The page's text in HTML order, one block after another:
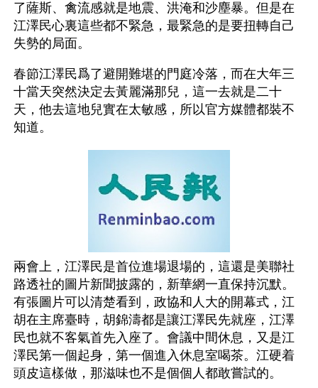
了薩斯、禽流感就是地震、洪淹和沙塵暴。但是在
江澤民心裏這些都不緊急，最緊急的是要扭轉自己
失勢的局面。
春節江澤民爲了避開難堪的門庭冷落，而在大年三
十當天突然決定去黃麗滿那兒，這一去就是二十
天，他去這地兒實在太敏感，所以官方媒體都裝不
知道。
兩會上，江澤民是首位進場退場的，這還是美聯社
路透社的圖片新聞披露的，新華網一直保持沉默。
有張圖片可以清楚看到，政協和人大的開幕式，江
胡在主席臺時，胡錦濤都是讓江澤民先就座，江澤
民也就不客氣首先入座了。會議中間休息，又是江
澤民第一個起身，第一個進入休息室喝茶。江硬着
頭皮這樣做，那滋味也不是個個人都敢嘗試的。